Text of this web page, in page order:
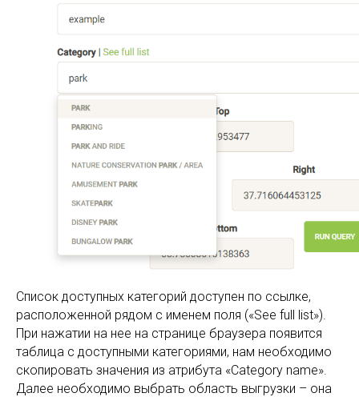
Список доступных категорий доступен по ссылке,
расположенной рядом с именем поля («See full list»).
При нажатии на нее на странице браузера появится
таблица с доступными категориями, нам необходимо
скопировать значения из атрибута «Category name».
Далее необходимо выбрать область выгрузки – она